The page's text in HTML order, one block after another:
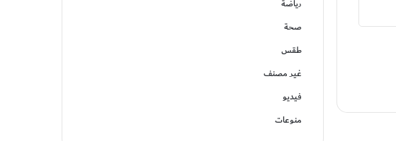
رياضة
صحة
طقس
غير مصنف
فيديو
منوعات